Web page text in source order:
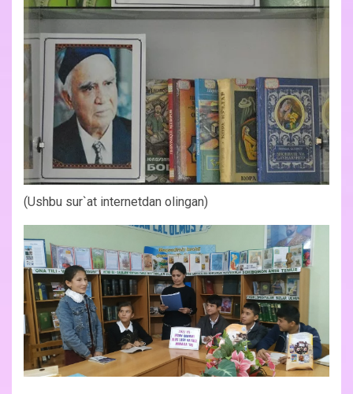
(Ushbu sur`at internetdan olingan)